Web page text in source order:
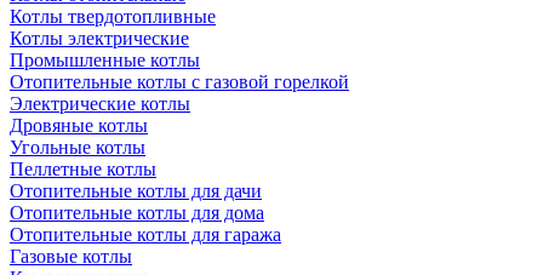
Котлы твердотопливные
Котлы электрические
Промышленные котлы
Отопительные котлы с газовой горелкой
Электрические котлы
Дровяные котлы
Угольные котлы
Пеллетные котлы
Отопительные котлы для дачи
Отопительные котлы для дома
Отопительные котлы для гаража
Газовые котлы